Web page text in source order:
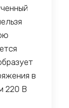
в
220 В